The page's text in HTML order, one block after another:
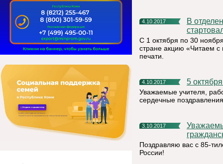
4.10.2017
В отделениях почтовой связи Княжпогостского района
С 1 октября по 30
стране акцию «Читаем с
печати.
4.10.2017 5
Уважаемые учителя,
сердечные
3.10.2017
Уважаемые руководители, сотрудники и ветераны
Поздравляю вас с 85-
России!